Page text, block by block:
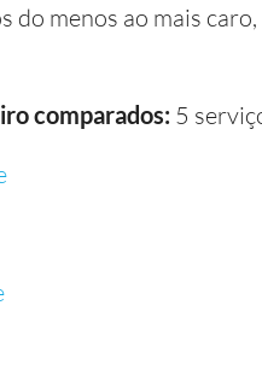
menos ao mais
comparados: 5